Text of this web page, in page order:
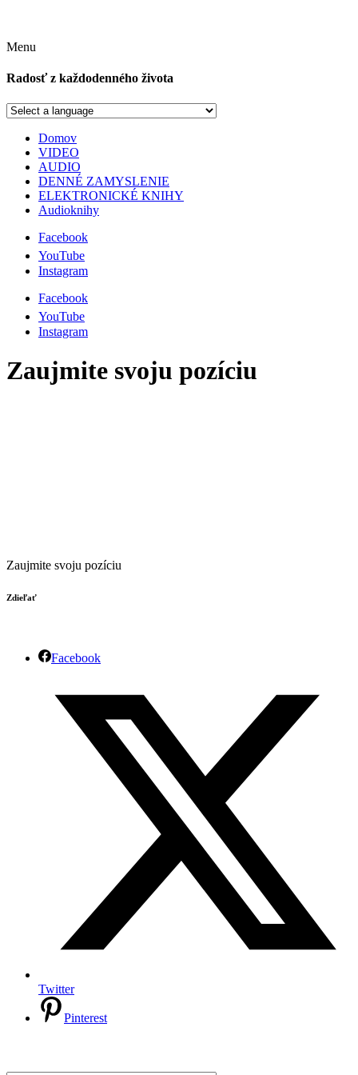
Menu
Radosť z každodenného života
Domov
VIDEO
AUDIO
DENNÉ ZAMYSLENIE
ELEKTRONICKÉ KNIHY
Audioknihy
Facebook
YouTube
Instagram
Facebook
YouTube
Instagram
Zaujmite svoju pozíciu
Zaujmite svoju pozíciu
Zdieľať
Facebook
Twitter
Pinterest